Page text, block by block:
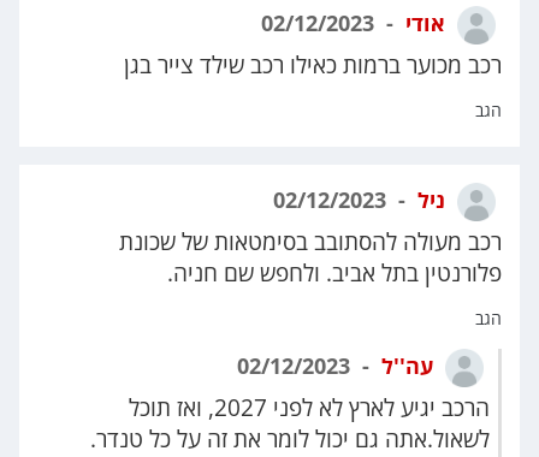
אודי
רכב מכוער ברמות כאילו רכב שילד צייר בגן
הגב
ניל
רכב מעולה להסתובב בסימטאות של שכונת
פלורנטין בתל אביב. ולחפש שם חניה.
הגב
עה''ל
הרכב יגיע לארץ לא לפני 2027, ואז תוכל
לשאול.אתה גם יכול לומר את זה על כל טנדר.